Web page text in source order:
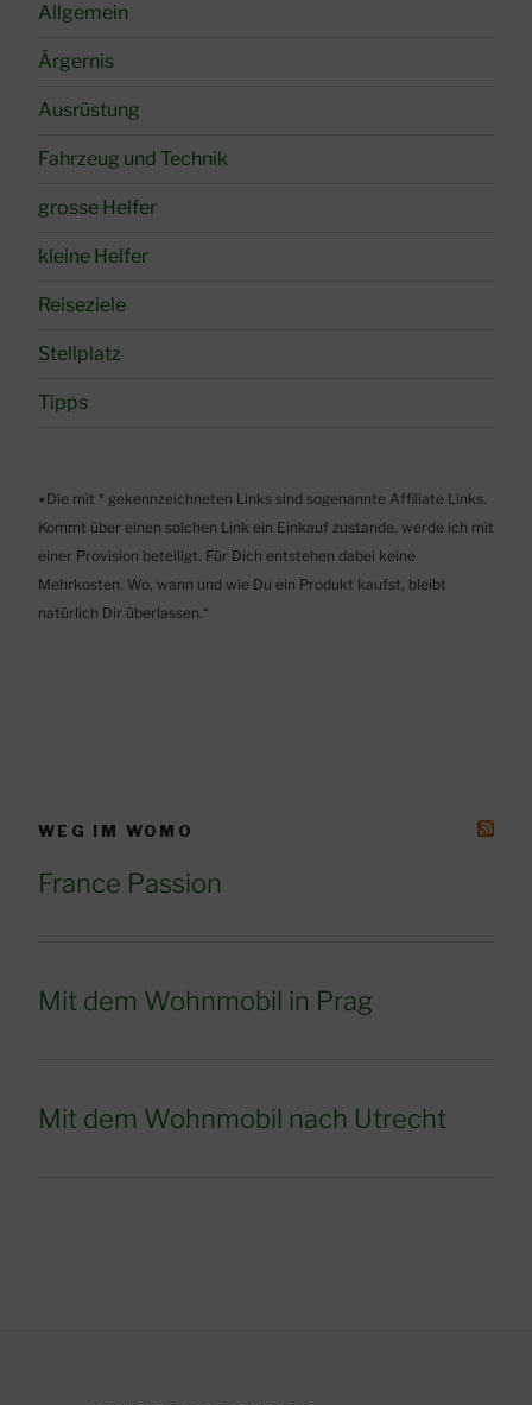
Allgemein
Ärgernis
Ausrüstung
Fahrzeug und Technik
grosse Helfer
kleine Helfer
Reiseziele
Stellplatz
Tipps
٭Die mit * gekennzeichneten Links sind sogenannte Affiliate Links.
Kommt über einen solchen Link ein Einkauf zustande, werde ich mit
einer Provision beteiligt. Für Dich entstehen dabei keine
Mehrkosten. Wo, wann und wie Du ein Produkt kaufst, bleibt
natürlich Dir überlassen.“
WEG IM WOMO
France Passion
Mit dem Wohnmobil in Prag
Mit dem Wohnmobil nach Utrecht